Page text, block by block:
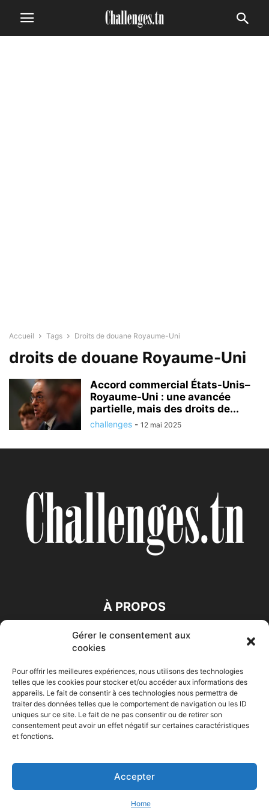
Gérer le consentement aux
cookies
Pour offrir les meilleures expériences, nous utilisons des technologies
telles que les cookies pour stocker et/ou accéder aux informations des
appareils. Le fait de consentir à ces technologies nous permettra de
traiter des données telles que le comportement de navigation ou les ID
uniques sur ce site. Le fait de ne pas consentir ou de retirer son
consentement peut avoir un effet négatif sur certaines caractéristiques
et fonctions.
Accepter
Home
Accueil Tags Droits de douane Royaume-Uni
droits de douane Royaume-Uni
Accord commercial États-Unis–
Royaume-Uni : une avancée
partielle, mais des droits de...
challenges - 12 mai 2025
À PROPOS
SUIVEZ NOUS
Accueil Economie Entreprises Entrepreneur Afrique
HIGH-TECH Auto-Moto
© Challenges.tn By AAKOM.DIGITAL